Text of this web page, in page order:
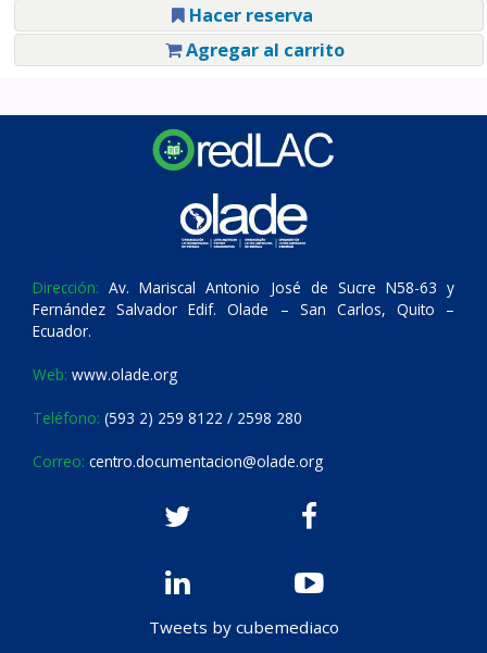
Hacer reserva
Agregar al carrito
Dirección: Av. Mariscal Antonio José de Sucre N58-63 y
Fernández Salvador Edif. Olade – San Carlos, Quito –
Ecuador.
Web: www.olade.org
Teléfono: (593 2) 259 8122 / 2598 280
Correo: centro.documentacion@olade.org
Tweets by cubemediaco